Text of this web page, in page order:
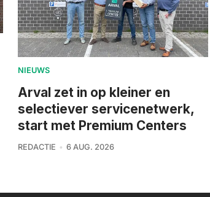
NIEUWS
Arval zet in op kleiner en
selectiever servicenetwerk,
start met Premium Centers
REDACTIE 6 AUG. 2026